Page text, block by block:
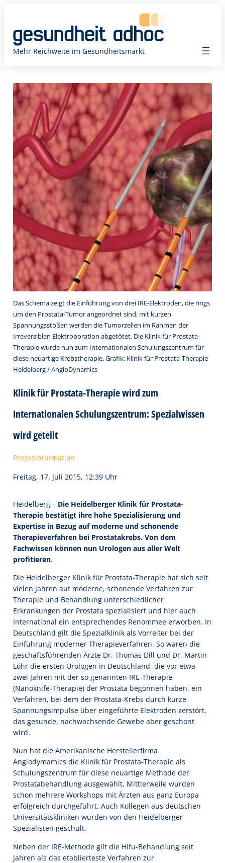
springen
Mehr Reichweite im Gesundheitsmarkt
Das Schema zeigt die Einführung von drei IRE-Elektroden, die rings
um den Prostata-Tumor angeordnet sind, mit kurzen
Spannungsstößen werden die Tumorzellen im Rahmen der
Irreversiblen Elektroporation abgetötet. Die Klinik für Prostata-
Therapie wurde nun zum Internationalen Schulungszentrum für
diese neuartige Krebstherapie. Grafik: Klinik für Prostata-Therapie
Heidelberg / AngioDynamics
Klinik für Prostata-Therapie wird zum
Internationalen Schulungszentrum: Spezialwissen
wird geteilt
Presseinformation
Freitag, 17. Juli 2015, 12:39 Uhr
Heidelberg – Die Heidelberger Klinik für Prostata-
Therapie bestätigt ihre hohe Spezialisierung und
Expertise in Bezug auf moderne und schonende
Therapieverfahren bei Prostatakrebs. Von dem
Fachwissen können nun Urologen aus aller Welt
profitieren.
Die Heidelberger Klinik für Prostata-Therapie hat sich seit
vielen Jahren auf moderne, schonende Verfahren zur
Therapie und Behandlung unterschiedlicher
Erkrankungen der Prostata spezialisiert und hier auch
international ein entsprechendes Renommee erworben. In
Deutschland gilt die Spezialklinik als Vorreiter bei der
Einführung moderner Therapieverfahren. So waren die
geschäftsführenden Ärzte Dr. Thomas Dill und Dr. Martin
Löhr die ersten Urologen in Deutschland, die vor etwa
zwei Jahren mit der so genannten IRE-Therapie
(Nanoknife-Therapie) der Prostata begonnen haben, ein
Verfahren, bei dem der Prostata-Krebs durch kurze
Spannungsimpulse über eingeführte Elektroden zerstört,
das gesunde, nachwachsende Gewebe aber geschont
wird.
Nun hat die Amerikanische Herstellerfirma
Angiodymamics die Klinik für Prostata-Therapie als
Schulungszentrum für diese neuartige Methode der
Prostatabehandlung ausgewählt. Mittlerweile wurden
schon mehrere Workshops mit Ärzten aus ganz Europa
erfolgreich durchgeführt. Auch Kollegen aus deutschen
Universitätskliniken wurden von den Heidelberger
Spezialisten geschult.
Neben der IRE-Methode gilt die Hifu-Behandlung seit
Jahren als das etablierteste Verfahren zur